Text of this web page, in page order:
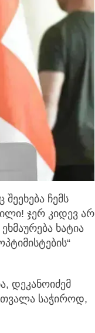
ჩემს
ჯერ კიდევ არ
ხატია
დეკანოიძემ
საჭიროდ,